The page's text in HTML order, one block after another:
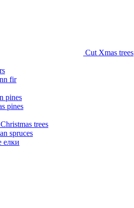
Сut Xmas trees
fir
pines
pines
trees
spruces
елки